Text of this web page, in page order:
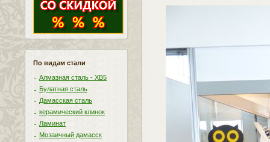
По видам стали
Алмазная сталь - ХВ5
Булатная сталь
Дамасская сталь
керамический клинок
Ламинат
Мозаичный дамасск